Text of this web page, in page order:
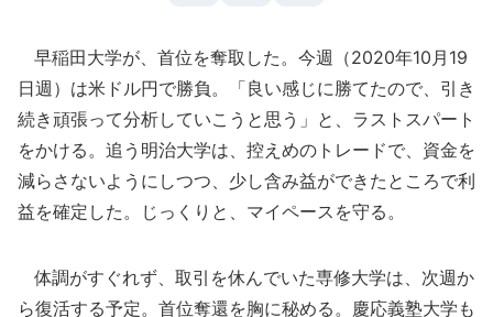
早稲田大学が、首位を奪取した。今週（2020年10月19
日週）は米ドル円で勝負。「良い感じに勝てたので、引き
続き頑張って分析していこうと思う」と、ラストスパート
をかける。追う明治大学は、控えめのトレードで、資金を
減らさないようにしつつ、少し含み益ができたところで利
益を確定した。じっくりと、マイペースを守る。
体調がすぐれず、取引を休んでいた専修大学は、次週か
ら復活する予定。首位奪還を胸に秘める。慶応義塾大学も